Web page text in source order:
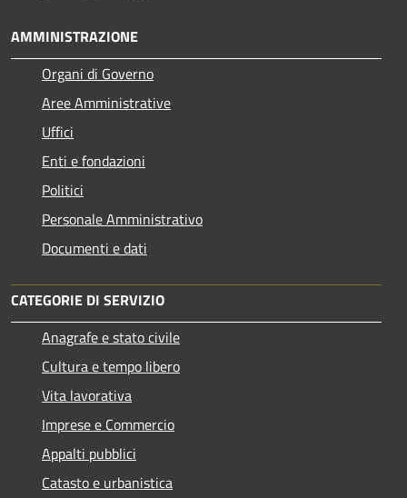
AMMINISTRAZIONE
Organi di Governo
Aree Amministrative
Uffici
Enti e fondazioni
Politici
Personale Amministrativo
Documenti e dati
CATEGORIE DI SERVIZIO
Anagrafe e stato civile
Cultura e tempo libero
Vita lavorativa
Imprese e Commercio
Appalti pubblici
Catasto e urbanistica